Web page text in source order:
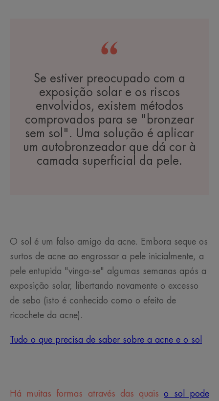
Se estiver preocupado com a
exposição solar e os riscos
envolvidos, existem métodos
comprovados para se "bronzear
sem sol". Uma solução é aplicar
um autobronzeador que dá cor à
camada superficial da pele.
O sol é um falso amigo da acne. Embora seque os
surtos de acne ao engrossar a pele inicialmente, a
pele entupida "vinga-se" algumas semanas após a
exposição solar, libertando novamente o excesso
de sebo (isto é conhecido como o efeito de
ricochete da acne).
Tudo o que precisa de saber sobre a acne e o sol
Há muitas formas através das quaiso sol pode